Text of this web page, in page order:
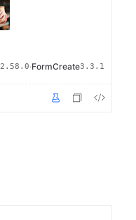
2.58.0·FormCreate3.3.1